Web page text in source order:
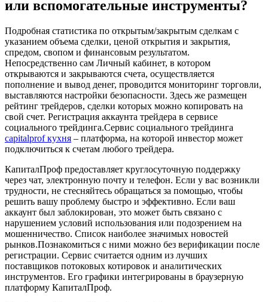
или вспомогательные инструменты?
Подробная статистика по открытым/закрытым сделкам с
указанием объема сделки, ценой открытия и закрытия,
спредом, свопом и финансовым результатом.
Непосредственно сам Личный кабинет, в котором
открываются и закрываются счета, осуществляется
пополнение и вывод денег, проводится мониторинг торговли,
выставляются настройки безопасности. Здесь же размещен
рейтинг трейдеров, сделки которых можно копировать на
свой счет. Регистрация аккаунта трейдера в сервисе
социального трейдинга.Сервис социального трейдинга
capitalprof кухня – платформа, на которой инвестор может
подключиться к счетам любого трейдера.
КапиталПроф предоставляет круглосуточную поддержку
через чат, электронную почту и телефон. Если у вас возникли
трудности, не стесняйтесь обращаться за помощью, чтобы
решить вашу проблему быстро и эффективно. Если ваш
аккаунт был заблокирован, это может быть связано с
нарушением условий использования или подозрением на
мошенничество. Список наиболее значимых новостей
рынков.Познакомиться с ними можно без верификации после
регистрации. Сервис считается одним из лучших
поставщиков потоковых котировок и аналитических
инструментов. Его графики интегрированы в браузерную
платформу КапиталПроф.